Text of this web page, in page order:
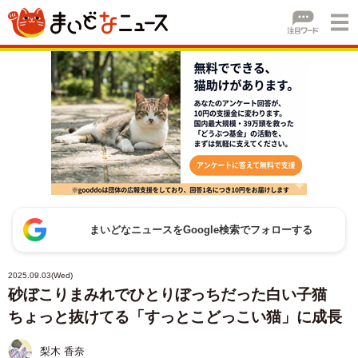
まいどなニュースをGoogle検索でフォローする
2025.09.03(Wed)
砂ぼこりまみれでひとりぼっちだった白い子猫
ちょっと抜けてる「すっとこどっこい猫」に成長
梨木 香奈